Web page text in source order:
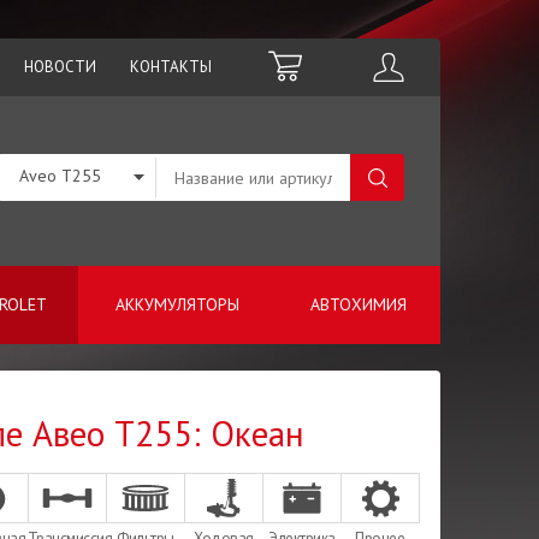
НОВОСТИ КОНТАКТЫ
АККУМУЛЯТОРЫ АВТОХИМИЯ
Aveo T255
Авео Т255: Океан